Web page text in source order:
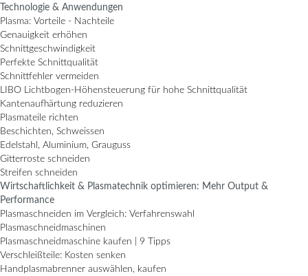
Technologie & Anwendungen
Plasma: Vorteile - Nachteile
Genauigkeit erhöhen
Schnittgeschwindigkeit
Perfekte Schnittqualität
Schnittfehler vermeiden
LIBO Lichtbogen-Höhensteuerung für hohe Schnittqualität
Kantenaufhärtung reduzieren
Plasmateile richten
Beschichten, Schweissen
Edelstahl, Aluminium, Grauguss
Gitterroste schneiden
Streifen schneiden
Wirtschaftlichkeit & Plasmatechnik optimieren: Mehr Output &
Performance
Plasmaschneiden im Vergleich: Verfahrenswahl
Plasmaschneidmaschinen
Plasmaschneidmaschine kaufen | 9 Tipps
Verschleißteile: Kosten senken
Handplasmabrenner auswählen, kaufen